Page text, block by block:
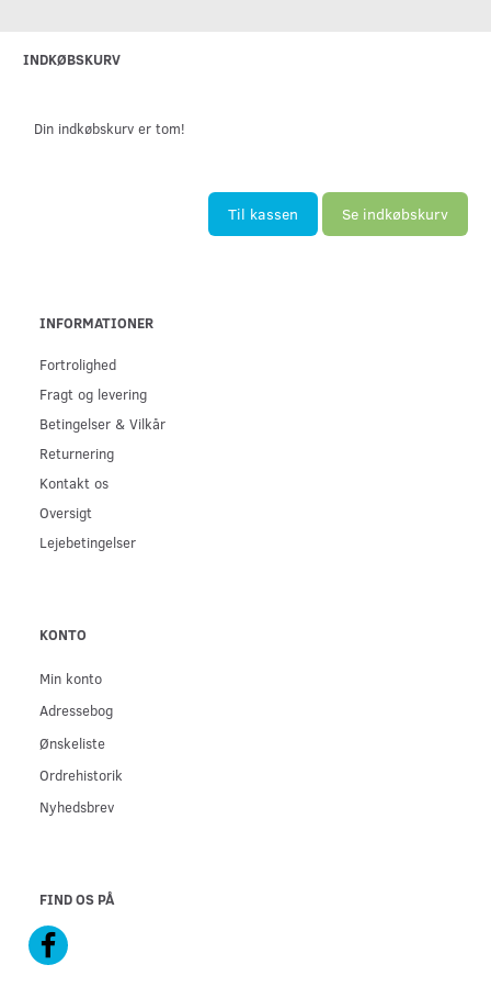
INDKØBSKURV
Din indkøbskurv er tom!
Til kassen Se indkøbskurv
INFORMATIONER
Fortrolighed
Fragt og levering
Betingelser & Vilkår
Returnering
Kontakt os
Oversigt
Lejebetingelser
KONTO
Min konto
Adressebog
Ønskeliste
Ordrehistorik
Nyhedsbrev
FIND OS PÅ